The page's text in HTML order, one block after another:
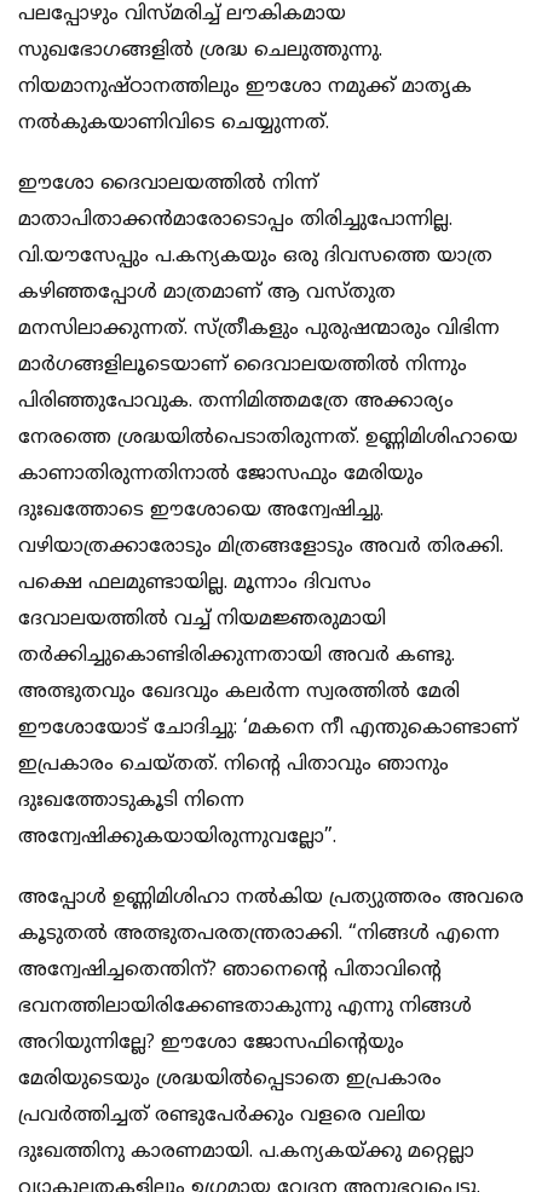
പലപ്പോഴും വിസ്മരിച്ച് ലൗകികമായ
സുഖഭോഗങ്ങളില്‍ ശ്രദ്ധ ചെലുത്തുന്നു.
നിയമാനുഷ്ഠാനത്തിലും ഈശോ നമുക്ക് മാതൃക
നല്‍കുകയാണിവിടെ ചെയ്യുന്നത്.
ഈശോ ദൈവാലയത്തില്‍ നിന്ന്
മാതാപിതാക്കന്‍മാരോടൊപ്പം തിരിച്ചുപോന്നില്ല.
വി.യൗസേപ്പും പ.കന്യകയും ഒരു ദിവസത്തെ യാത്ര
കഴിഞ്ഞപ്പോള്‍ മാത്രമാണ് ആ വസ്തുത
മനസിലാക്കുന്നത്. സ്ത്രീകളും പുരുഷന്മാരും വിഭിന്ന
മാര്‍ഗങ്ങളിലൂടെയാണ് ദൈവാലയത്തില്‍ നിന്നും
പിരിഞ്ഞുപോവുക. തന്നിമിത്തമത്രേ അക്കാര്യം
നേരത്തെ ശ്രദ്ധയില്‍പെടാതിരുന്നത്. ഉണ്ണിമിശിഹായെ
കാണാതിരുന്നതിനാല്‍ ജോസഫും മേരിയും
ദുഃഖത്തോടെ ഈശോയെ അന്വേഷിച്ചു.
വഴിയാത്രക്കാരോടും മിത്രങ്ങളോടും അവര്‍ തിരക്കി.
പക്ഷെ ഫലമുണ്ടായില്ല. മൂന്നാം ദിവസം
ദേവാലയത്തില്‍ വച്ച് നിയമജ്ഞരുമായി
തര്‍ക്കിച്ചുകൊണ്ടിരിക്കുന്നതായി അവര്‍ കണ്ടു.
അത്ഭുതവും ഖേദവും കലര്‍ന്ന സ്വരത്തില്‍ മേരി
ഈശോയോട് ചോദിച്ചു: ‘മകനെ നീ എന്തുകൊണ്ടാണ്
ഇപ്രകാരം ചെയ്തത്. നിന്‍റെ പിതാവും ഞാനും
ദുഃഖത്തോടുകൂടി നിന്നെ
അന്വേഷിക്കുകയായിരുന്നുവല്ലോ”.
അപ്പോള്‍ ഉണ്ണിമിശിഹാ നല്‍കിയ പ്രത്യുത്തരം അവരെ
കൂടുതല്‍ അത്ഭുതപരതന്ത്രരാക്കി. “നിങ്ങള്‍ എന്നെ
അന്വേഷിച്ചതെന്തിന്? ഞാനെന്‍റെ പിതാവിന്‍റെ
ഭവനത്തിലായിരിക്കേണ്ടതാകുന്നു എന്നു നിങ്ങള്‍
അറിയുന്നില്ലേ? ഈശോ ജോസഫിന്‍റെയും
മേരിയുടെയും ശ്രദ്ധയില്‍പ്പെടാതെ ഇപ്രകാരം
പ്രവര്‍ത്തിച്ചത് രണ്ടുപേര്‍ക്കും വളരെ വലിയ
ദുഃഖത്തിനു കാരണമായി. പ.കന്യകയ്ക്കു മറ്റെല്ലാ